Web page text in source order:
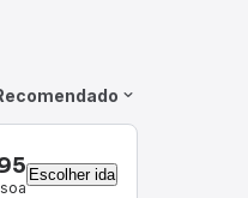
Escolher ida